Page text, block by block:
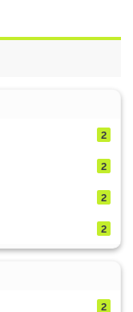
2
2
2
2
2